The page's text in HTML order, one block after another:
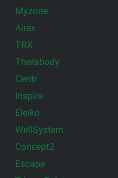
Myzone
Airex
TRX
Therabody
Centr
Inspire
Eleiko
WellSystem
Concept2
Escape